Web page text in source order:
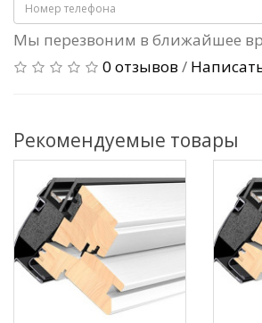
Мы перезвоним в ближайшее
0 отзывов /
Рекомендуемые товары